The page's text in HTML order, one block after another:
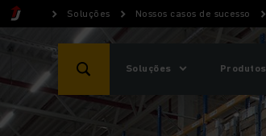
Soluções Nossos casos de sucesso
Soluções Produtos